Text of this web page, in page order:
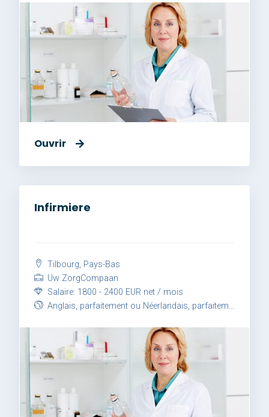
Ouvrir
Infirmiere
Tilbourg, Pays-Bas
Uw ZorgCompaan
Salaire: 1800 - 2400 EUR net / mois
Anglais, parfaitement ou Néerlandais, parfaitement